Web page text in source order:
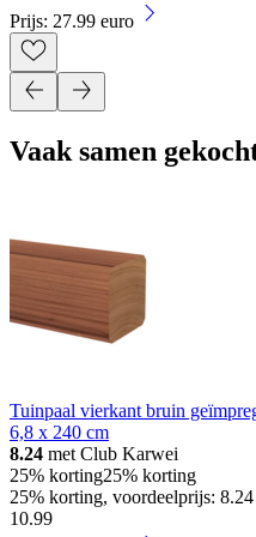
Prijs: 27.99 euro
Vaak samen
Tuinpaal vierkant bruin
6,8 x 240 cm
8.24 met Club Karwei
25% korting25% korting
25% korting, voordeelprijs:
10.99